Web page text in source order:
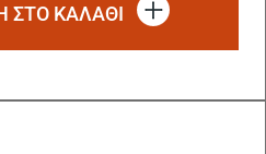
ΣΤΟ ΚΑΛΑΘΙ